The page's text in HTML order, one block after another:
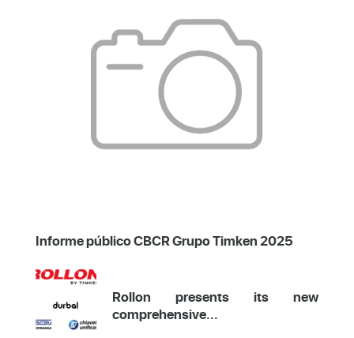
Informe público CBCR Grupo Timken 2025
Rollon presents its new
comprehensive...